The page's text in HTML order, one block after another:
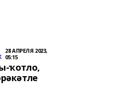
28 АПРЕЛЯ 2023,
05:15
ҡотло,